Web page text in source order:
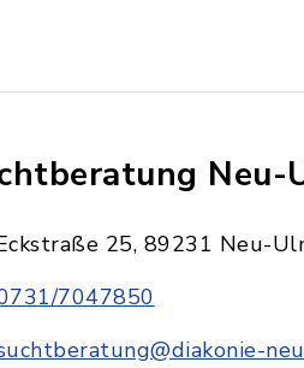
Neu-
25, 89231 Neu-
7047850